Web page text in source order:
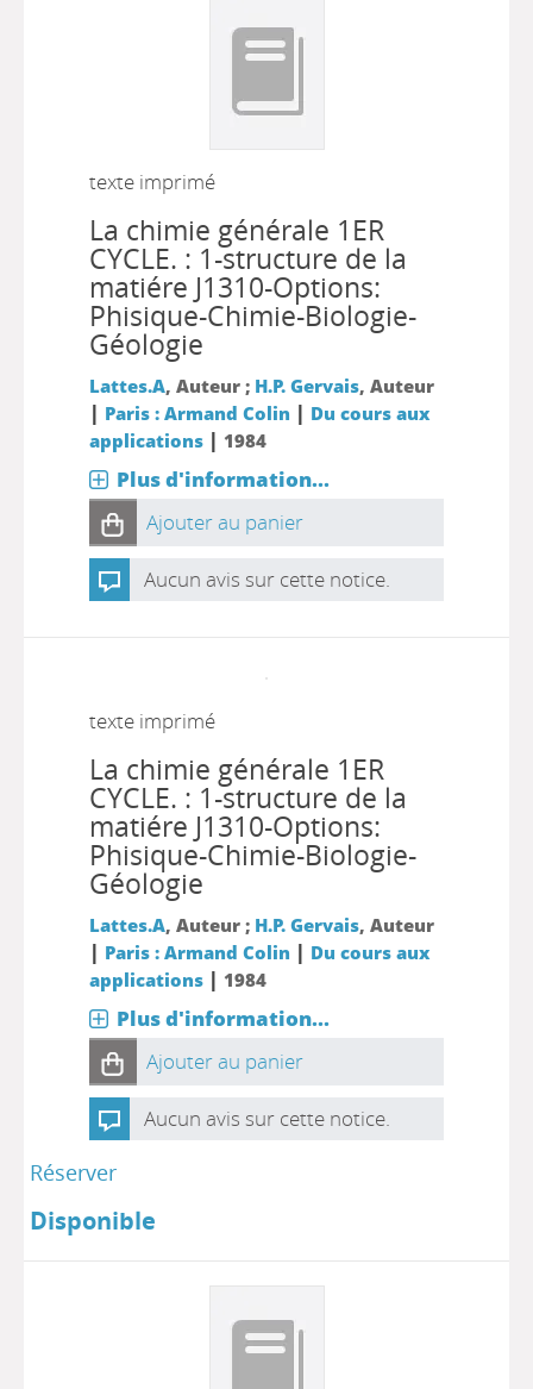
texte imprimé
La chimie générale 1ER
CYCLE. : 1-structure de la
matiére J1310-Options:
Phisique-Chimie-Biologie-
Géologie
Lattes.A, Auteur ; H.P. Gervais, Auteur
| Paris : Armand Colin | Du cours aux
applications| 1984
Plus d'information...
Ajouter au panier
Aucun avis sur cette notice.
texte imprimé
La chimie générale 1ER
CYCLE. : 1-structure de la
matiére J1310-Options:
Phisique-Chimie-Biologie-
Géologie
Lattes.A, Auteur ; H.P. Gervais, Auteur
| Paris : Armand Colin | Du cours aux
applications| 1984
Plus d'information...
Ajouter au panier
Aucun avis sur cette notice.
Réserver
Disponible